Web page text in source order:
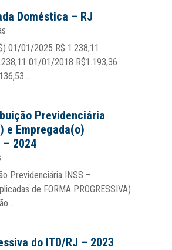
Doméstica – RJ
01/01/2025 R$ 1.238,11
01/01/2018 R$1.193,36
Previdenciária
e Empregada(o)
– 2024
Previdenciária INSS –
de FORMA PROGRESSIVA)
do ITD/RJ – 2023